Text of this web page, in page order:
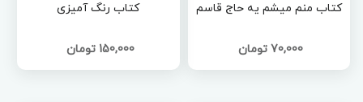
کتاب منم میشم یه حاج قاسم
70,000 تومان
کتاب رنگ آمیزی
150,000 تومان